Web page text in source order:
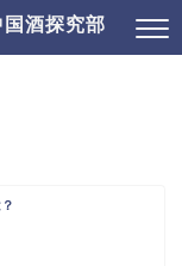
酒探究部